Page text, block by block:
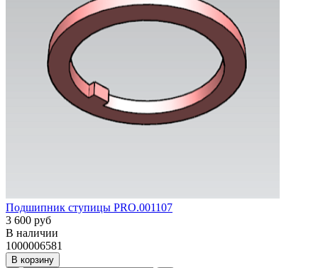
Подшипник ступицы PRO.001107
3 600 руб
В наличии
1000006581
В корзину